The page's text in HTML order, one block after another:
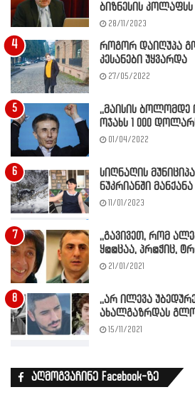
ბიზნესის კოლაფსს
28/11/2023
როგორ დაიღუპა
კესანები უყვარდა
27/05/2022
,,მაისის ბოლომდე
ოჯახს 1 000
01/04/2022
სიღნაღის
ნუკრიანში
11/01/2023
,,გავივეთ, რომ
ყ@@ცაა, პრ@ჭიც,
21/01/2021
,,არ ილევა
ახალგაზრდას
15/11/2021
აღმოგვაჩინე Facebook-ზე